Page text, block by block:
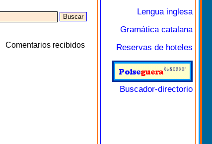
Comentarios recibidos
Lengua inglesa
Gramática catalana
Reservas de hoteles
Buscador-directorio